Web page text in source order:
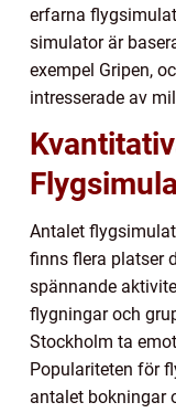
erfarna
simulator är
exempel Gripen,
intresserade av
Antalet
finns flera platser
spännande
flygningar och
Stockholm ta
Populariteten för
antalet bokningar